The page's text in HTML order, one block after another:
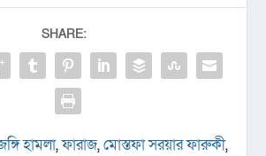
SHARE:
হামলা,ফারাজ,মোস্তফা সরয়ার ফারুকী,